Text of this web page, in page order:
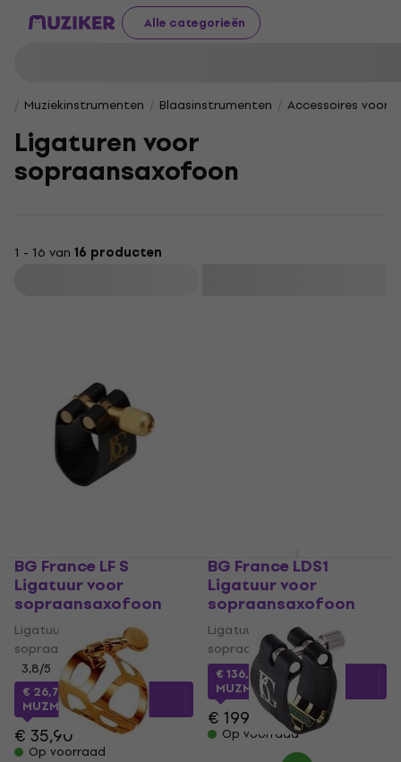
Alle categorieën
Muziekinstrumenten Blaasinstrumenten Accessoires voor
Ligaturen voor
sopraansaxofoon
1 - 16 van 16 producten
BG France LF S
Ligatuur voor
sopraansaxofoon
Ligatuur voor
sopraansaxofoon
3,8/5
€ 26,72met code
MUZMUZ-25
€ 35,90
Op voorraad
BG France LDS1
Ligatuur voor
sopraansaxofoon
Ligatuur voor
sopraansaxofoon
€ 136,91met code
MUZMUZ-30
€ 199
Op voorraad